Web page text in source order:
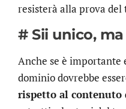
resisterà alla prova del
# Sii unico,
Anche se è importante
dominio dovrebbe
rispetto al contenuto